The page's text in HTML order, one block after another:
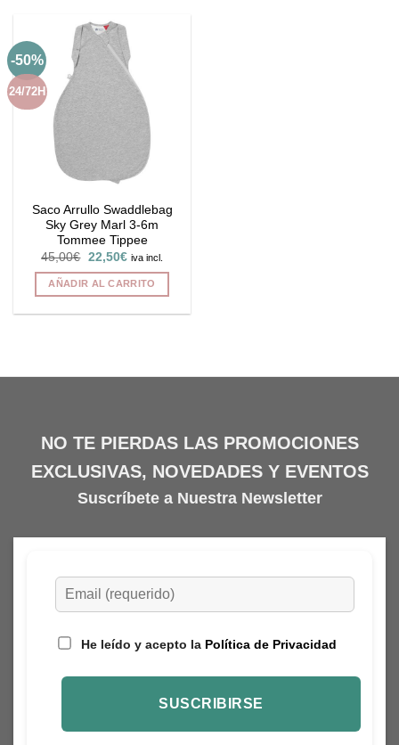
-50%
24/72H
Saco Arrullo Swaddlebag
Sky Grey Marl 3-6m
Tommee Tippee
45,00€ El
precio
original
era:
22,50€El
actual
es:
iva incl.
AÑADIR AL CARRITO
NO TE PIERDAS LAS PROMOCIONES
EXCLUSIVAS, NOVEDADES Y EVENTOS
Suscríbete a Nuestra Newsletter
He leído y acepto la Política de Privacidad